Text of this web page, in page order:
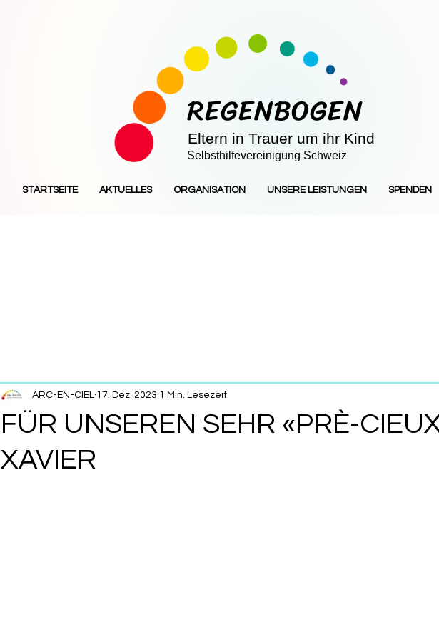
REGENBOGEN
Eltern in Trauer um ihr Kind
Selbsthilfevereinigung Schweiz
STARTSEITE AKTUELLES ORGANISATION UNSERE LEISTUNGEN SPENDEN
FÜR UNSEREN SEHR «PRÈ-
XAVIER
ARC-EN-CIEL 17. Dez. 2023 1 Min. Lesezeit